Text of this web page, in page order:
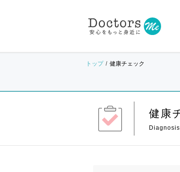
トップ 健康チェック
健康